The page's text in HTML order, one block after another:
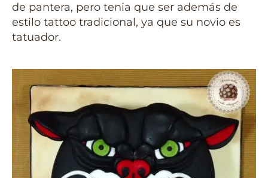
de pantera, pero tenia que ser además de
estilo tattoo tradicional, ya que su novio es
tatuador.